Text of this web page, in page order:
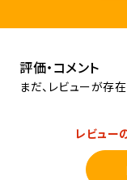
評価・コメント
まだ、レビューが存
レビュー